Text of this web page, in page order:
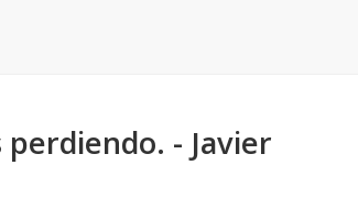
- Javier